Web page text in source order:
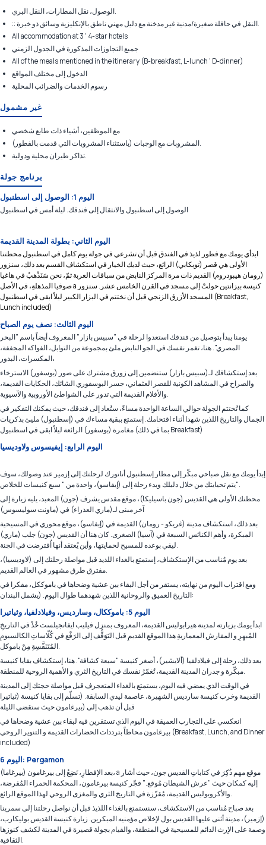
الوصول، نقل المطارات، النقل البري.
:: النقل في حافلة صغيرة/مدنية غير مدخنة مع دليل مهني ناطق بالإنكليزية وسائق ذو خبرة.
All accommodation at 3 ' 4-star hotels
جميع التجاوزات المذكورة في الجدول الزمني
All of the meals mentioned in the itinerary (B-breakfast, L-lunch ' D-dinner)
الدخول إلى مختلف المواقع
رسوم الخدمات والضرائب المحلية
غير مشمول
مع الموظفين، أشياء ذات طابع شخصي
المشروبات مع الوجبات (باستثناء المشروبات التي قدمت بالفطور).
تذاكر طيران محلية ودولية.
برنامج جولة
اليوم 1: الوصول إلى اسطنبول
الوصول إلى اسطنبول والانتقال إلى فندقك. ليلة أمس في اسطنبول
اليوم الثاني: بطولة المدينة القديمة
ابدأي يومك مع فطور لذيذ في الفندق قبل أن تشرعي في جولة يوم كامل في اسطنبول محطتنا
الأولى هي قصر (توبكابي) الرائع، حيث لديك الخيار في استكشاف القسم بعد ذلك، سنزور
(رومان هيبودروم) القديم ذات مرة المركز النابض من سباقات العربة ثمّ، نحن سَنَذْهبُ في هاغيا
صوفيا المذهلةِ، في الأصل a كنيسة بيزانتين حولتْ إلى مسجد في القرن الخامس عشر. سنزور
المسجد الأزرق الزنجي قبل أن نختتم في البزار الكبير ليلاً ابقى في اسطنبول (Breakfast,
Lunch included)
اليوم الثالث: نصف يوم الصباح
يومنا يبدأ بتوصيل من فندقك استعدوا لرحلة في "سبيس بازار" المعروف أيضاً باسم "البحر
المصري". هنا، تغمر نفسك في الجو النابض ملئ بمجموعة من التوابل، الفواكه المجففة،
المكسرات، البذور،
بعد إستكشافك لـ(سبيس بازار) ستنضمين إلى زورق مشترك على صور (بوسفور) الاسترخاء
والصراخ في المشاهد الكونية للقصر العثماني، جسر البوسفوري الشائك، الحكايات القديمة،
والأفلام القديمة التي تدور على الشواطئ الأوروبية والآسيوية.
كما تُختتم الجولة حوالي الساعة الواحدة مساءً، ستُعاد إلى فندقك، حيث يمكنك التفكير في
الجمال والتاريخ اللذين شهدا أثناء اقتحامك. إستمتع ببقية مساءك في (إسطنبول) مليئ بذكريات
مغامرة (بوسفور) الرائعة ليلاً ابقى في اسطنبول (بما في ذلك Breakfast)
اليوم الرابع: إيفيسوس ولاوديسيا
إبدأ يومك مع نقل صباحي مبكّر إلى مطار إسطنبول أتاتورك لرحلتك إلى إزمير عند وصولك، سوف
يتم تحيايتك من خلال دليلك وبدء رحلة إلى (إيفاسو)، واحدة من " سبع كنيسات للخلاص".
محطتك الأولى هي القديس (جون باسيليكا)، موقع مقدس يشرف (جون) المعبد، يليه زيارة إلى
آخر مبنى لـ(ماري العذراء) في (ماونت سوليسوس)
بعد ذلك، استكشاف مدينة (غريكو - رومان) القديمة في (إيفاسو)، موقع محوري في المسيحية
المبكرة، وأهم الكنائس السبعة في (آسيا) الصغرى. كان هنا أن القديس (جون) جلب (ماري)
ليفي بوعده للمسيح لحمايتها، وأين يُعتقد أنها اُفترضت في الجنة.
بعد يوم مُناسب من الإستكشاف، إستمتع بالغداء اللذيذ قبل مواصلة رحلتك إلى (لاوديسيا)،
مفترق طرق مشهور في العالم القديم.
ومع اقتراب اليوم من نهايته، يستقر من أجل البقاء بين عشية وضحاها في باموككل، مفكرا في
التاريخ العميق والروحانية اللذين شهدهما طوال اليوم. (يشمل البندان:
اليوم 5: باموككال، وسارديس، وفيلادلفيا، وثياتيرا
ابدأ يومك بزيارته لمدينة هيرابوليس القديمة، المعروف بمنزل فيليب ايفانجيلست خُذْ في التاريخِ
المُبهِرِ و المفارش المعماريةِ هذا الموقعِ القديمِ قبل التَوَقُّف إلى الرَفْع في كُلّاساتِ الكالسيومِ
المُتَنَفَّسِةِ مِنْ باموكل.
بعد ذلك، رحلة إلى فيلادلفيا (ألايشير)، أصغر كنيسة "سبعة كشافة". هنا، إستكشاف بقايا كنيسة
مبكّرة و جدران المدينة القديمة، تُغمّرُ نفسك في التاريخ الثري و الأهمية الروحية للمنطقة.
في الوقت الذي يمضي فيه اليوم، يستمتع بالغداء المتعجرف قبل مواصلة حجتك إلى المدينة
القديمة وخرب كنيسة سارديس الشهيرة، عاصمة ليدي السابقة. (تسلّم إلى بقايا كنيسة (ثياتيرا
قبل أن تذهب إلى (بيرغامون حيث ستقضي الليلة
انعكسي على التجارب العميقة في اليوم الذي تستقرين فيه لبقاء بين عشية وضحاها في
بيرغامون محاطاً بترددات الحضارات القديمة و التنوير الروحي (Breakfast, Lunch, and Dinner
included)
اليوم 6: Pergamon
بعد الإفطارِ، نَضِعُ إلى بيرغامون (بيرغاما)، a موقع مهم ذُكِرَ في كتاباتِ القديس جون، حيث أشار
إليه كمكان حيث "عرش الشيطان مُوقع." فجّر كنيسة بيرغامون، المحكمة الحمراء المُفرضة،
والأكروبوليس القديمة، مُقزّزة في التاريخ الثري والمغزى الروحي لهذا الموقع الرائع.
بعد صباح مُناسب من الاستكشاف، سنستمتع بالغداء اللذيذ قبل أن نواصل رحلتنا إلى سمرينا
(إزمير)، مدينة أثنى عليها القديس بول لإخلاص مؤمنيه المبكرين. زيارة كنيسة القديس بوليكارب،
وصمة على الإرث الدائم للمسيحية في المنطقة، والقيام بجولة قصيرة في المدينة لكشف كنوزها
الثقافية.